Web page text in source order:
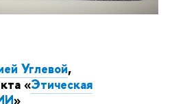
Углевой,
«Этическая
»